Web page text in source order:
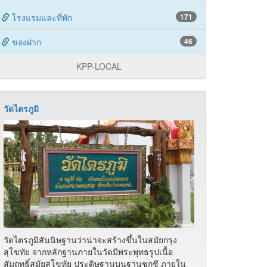
171
โรงแรมและที่พัก
46
ของฝาก
KPP-LOCAL
วัดไตรภูมิ
วัดไตรภูมิสันนิษฐานว่าน่าจะสร้างขึ้นในสมัยกรุง
สุโขทัย จากหลักฐานภายในวัดมีพระพุทธรูปเนื้อ
สัมฤทธิ์สมัยสุโขทัย ประดิษฐานบนฐานชุกชี ภายใน